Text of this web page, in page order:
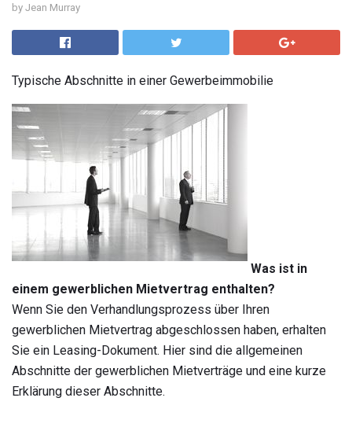
by Jean Murray
Typische Abschnitte in einer Gewerbeimmobilie
Was ist in
einem gewerblichen Mietvertrag enthalten?
Wenn Sie den Verhandlungsprozess über Ihren
gewerblichen Mietvertrag abgeschlossen haben, erhalten
Sie ein Leasing-Dokument. Hier sind die allgemeinen
Abschnitte der gewerblichen Mietverträge und eine kurze
Erklärung dieser Abschnitte.